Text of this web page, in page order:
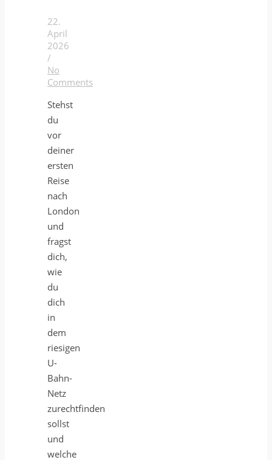
22.
April
2026
/
No
Comments
Stehst
du
vor
deiner
ersten
Reise
nach
London
und
fragst
dich,
wie
du
dich
in
dem
riesigen
U-
Bahn-
Netz
zurechtfinden
sollst
und
welche